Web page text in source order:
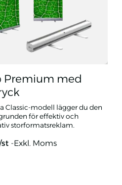
Premium med
Classic-modell lägger du den
för effektiv och
storformatsreklam.
st -Exkl. Moms